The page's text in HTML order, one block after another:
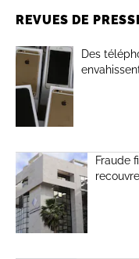
REVUES DE
Des
Fraude